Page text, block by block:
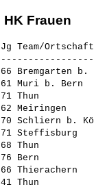
HK Frauen
Team/
Bremgarten
Muri b. Bern
Thun
Meiringen
Schliern b.
Steffisburg
Thun
Bern
Thierachern
Thun